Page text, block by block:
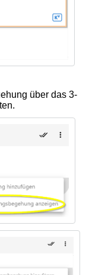
über das 3-